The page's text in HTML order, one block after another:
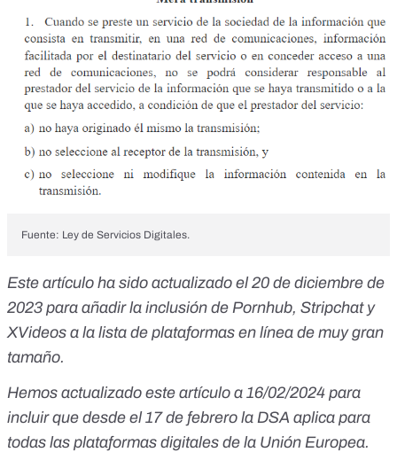
Fuente: Ley de Servicios Digitales.
Este artículo ha sido actualizado el 20 de diciembre de
2023 para añadir la inclusión de Pornhub, Stripchat y
XVideos a la lista de plataformas en línea de muy gran
tamaño.
Hemos actualizado este artículo a 16/02/2024 para
incluir que desde el 17 de febrero la DSA aplica para
todas las plataformas digitales de la Unión Europea.